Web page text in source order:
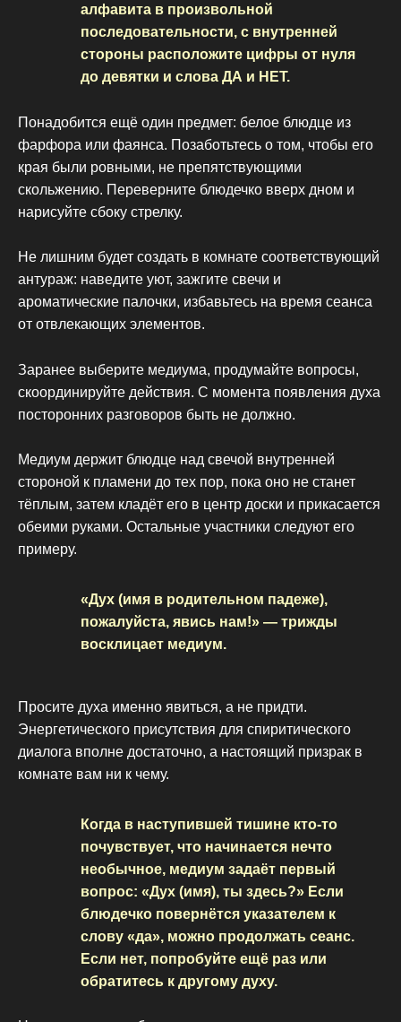
алфавита в произвольной
последовательности, с внутренней
стороны расположите цифры от нуля
до девятки и слова ДА и НЕТ.
Понадобится ещё один предмет: белое блюдце из
фарфора или фаянса. Позаботьтесь о том, чтобы его
края были ровными, не препятствующими
скольжению. Переверните блюдечко вверх дном и
нарисуйте сбоку стрелку.
Не лишним будет создать в комнате соответствующий
антураж: наведите уют, зажгите свечи и
ароматические палочки, избавьтесь на время сеанса
от отвлекающих элементов.
Заранее выберите медиума, продумайте вопросы,
скоординируйте действия. С момента появления духа
посторонних разговоров быть не должно.
Медиум держит блюдце над свечой внутренней
стороной к пламени до тех пор, пока оно не станет
тёплым, затем кладёт его в центр доски и прикасается
обеими руками. Остальные участники следуют его
примеру.
«Дух (имя в родительном падеже),
пожалуйста, явись нам!» — трижды
восклицает медиум.
Просите духа именно явиться, а не придти.
Энергетического присутствия для спиритического
диалога вполне достаточно, а настоящий призрак в
комнате вам ни к чему.
Когда в наступившей тишине кто-то
почувствует, что начинается нечто
необычное, медиум задаёт первый
вопрос: «Дух (имя), ты здесь?» Если
блюдечко повернётся указателем к
слову «да», можно продолжать сеанс.
Если нет, попробуйте ещё раз или
обратитесь к другому духу.